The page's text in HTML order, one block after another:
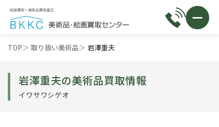
TOP 取り扱い美術品 岩澤重夫
岩澤重夫の美術品買取情報
イワサワシゲオ